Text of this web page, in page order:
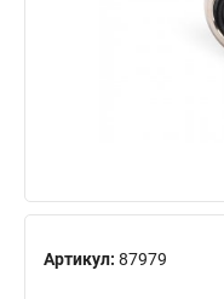
Артикул: 87979